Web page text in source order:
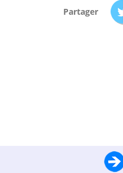
Partager